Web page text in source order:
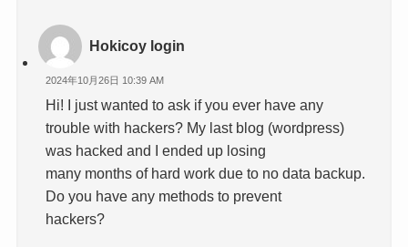
Hokicoy login
2024年10月26日 10:39 AM
Hi! I just wanted to ask if you ever have any
trouble with hackers? My last blog (wordpress)
was hacked and I ended up losing
many months of hard work due to no data backup.
Do you have any methods to prevent
hackers?